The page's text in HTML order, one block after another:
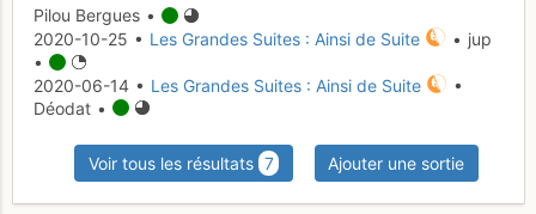
Pilou Bergues •
2020-10-25 • Les Grandes Suites : Ainsi de Suite
• jup
•
2020-06-14 • Les Grandes Suites : Ainsi de Suite
•
Déodat •
Voir tous les résultats 7 Ajouter une sortie